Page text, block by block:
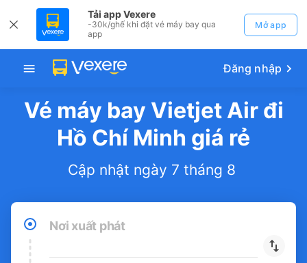
Tải app Vexere
-30k/ghế khi đặt vé máy bay qua
app
Mở app
Đăng nhập
Vé máy bay Vietjet Air đi
Hồ Chí Minh giá rẻ
Cập nhật ngày 7 tháng 8
Nơi xuất phát